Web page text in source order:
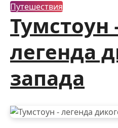
Путешествия
легенда
запада